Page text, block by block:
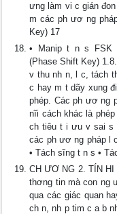
ưng làm vi c gián
m các ph ươ ng
Key) 17
• Manip t n s FSK
(Phase Shift Key)
v thu nh n, l c, tách
c hay m t dãy xung
phép. Các ph ươ ng
nĩi cách khác là
ch tiêu t i ưu v sai s
các ph ươ ng pháp l
• Tách sĩng t n s •
CH ƯƠ NG 2. TÍN
thơng tin mà con ng
qua các giác quan
ch n, nh p tim c a b